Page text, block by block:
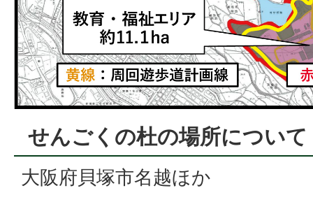
せんごくの杜の場所について
大阪府貝塚市名越ほか